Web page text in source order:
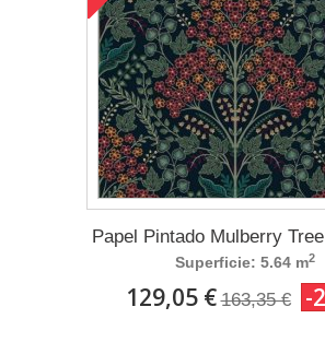
Papel Pintado Mulberry
Superficie: 5.64 m2
129,05 € 163,35 € -